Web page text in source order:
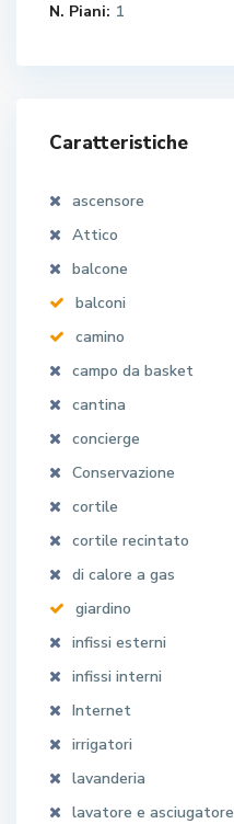
N. Piani: 1
Caratteristiche
ascensore
Attico
balcone
balconi
camino
campo da basket
cantina
concierge
Conservazione
cortile
cortile recintato
di calore a gas
giardino
infissi esterni
infissi interni
Internet
irrigatori
lavanderia
lavatore e asciugatore